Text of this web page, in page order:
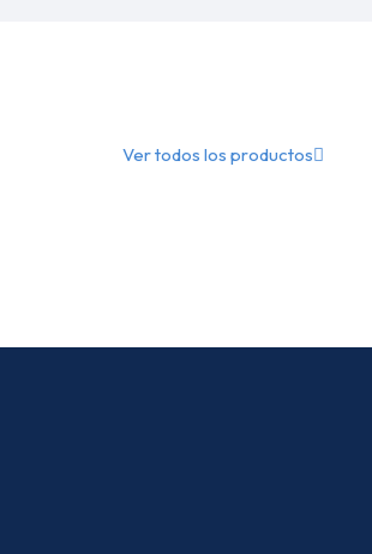
Ver todos los productos